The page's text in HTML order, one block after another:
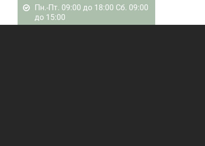
Пн.-Пт. 09:00 до 18:00 Сб. 09:00
до 15:00